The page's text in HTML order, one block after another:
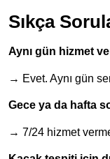
Sıkça
Aynı gün hizmet
→ Evet. Aynı gün
Gece ya da hafta
→ 7/24 hizmet